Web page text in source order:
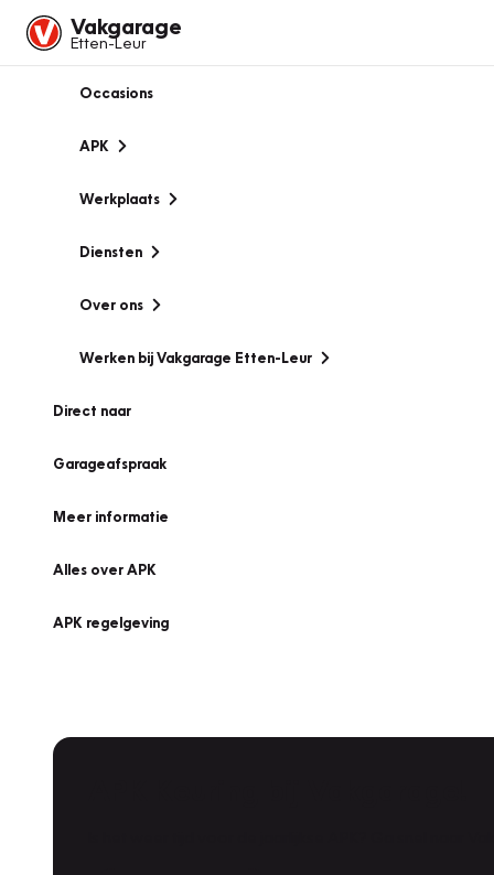
Vakgarage
Etten-Leur
Occasions
APK
Werkplaats
Diensten
Over ons
Werken bij Vakgarage Etten-Leur
Direct naar
Garageafspraak
Meer informatie
Alles over APK
APK regelgeving